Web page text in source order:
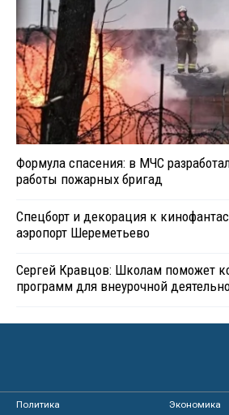
Формула спасения: в МЧС
работы пожарных бригад
Спецборт и декорация к
аэропорт Шереметьево
Сергей Кравцов: Школам поможет
программ для внеурочной
Политика
Экономика